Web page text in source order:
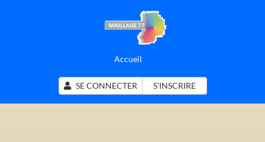
Accueil
SE CONNECTER S'INSCRIRE